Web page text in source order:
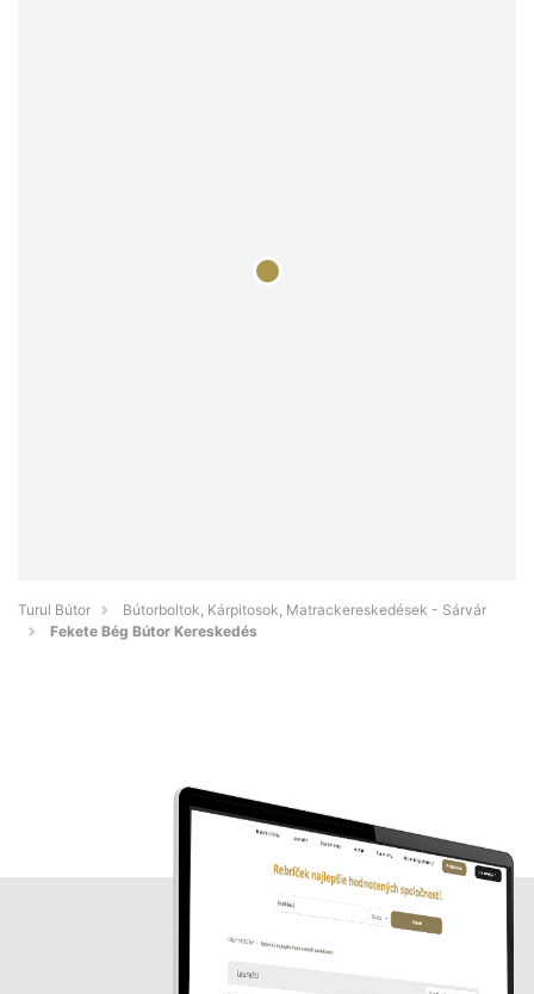
Turul Bútor
Bútorboltok, Kárpitosok, Matrackereskedések - Sárvár
Fekete Bég Bútor Kereskedés